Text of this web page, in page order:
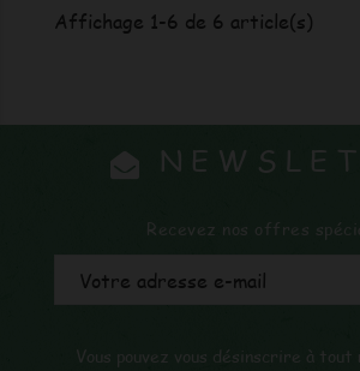
Affichage 1-6 de 6 article(s)
Recevez nos offres
Vous pouvez vous désinscrire à tout